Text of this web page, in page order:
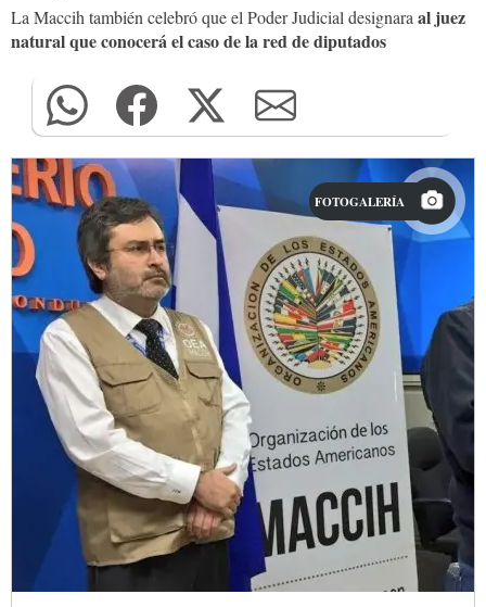
La Maccih también celebró que el Poder Judicial designara al juez
natural que conocerá el caso de la red de diputados
FOTOGALERÍA